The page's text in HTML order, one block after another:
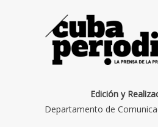
Edición y
Departamento de